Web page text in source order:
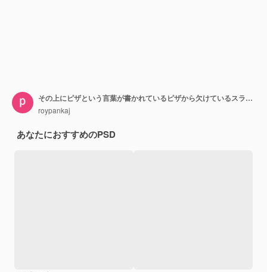
その上にピザという言葉が書かれているピザから欠けているスライスがあるピザ
roypankaj
あなたにおすすめのPSD